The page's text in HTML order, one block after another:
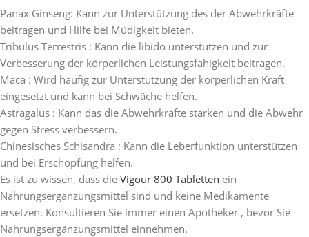
Panax Ginseng: Kann zur Unterstützung des der Abwehrkräfte
beitragen und Hilfe bei Müdigkeit bieten.
Tribulus Terrestris : Kann die libido unterstützen und zur
Verbesserung der körperlichen Leistungsfähigkeit beitragen.
Maca : Wird häufig zur Unterstützung der körperlichen Kraft
eingesetzt und kann bei Schwäche helfen.
Astragalus : Kann das die Abwehrkräfte stärken und die Abwehr
gegen Stress verbessern.
Chinesisches Schisandra : Kann die Leberfunktion unterstützen
und bei Erschöpfung helfen.
Es ist zu wissen, dass die Vigour 800 Tabletten ein
Nahrungsergänzungsmittel sind und keine Medikamente
ersetzen. Konsultieren Sie immer einen Apotheker , bevor Sie
Nahrungsergänzungsmittel einnehmen.